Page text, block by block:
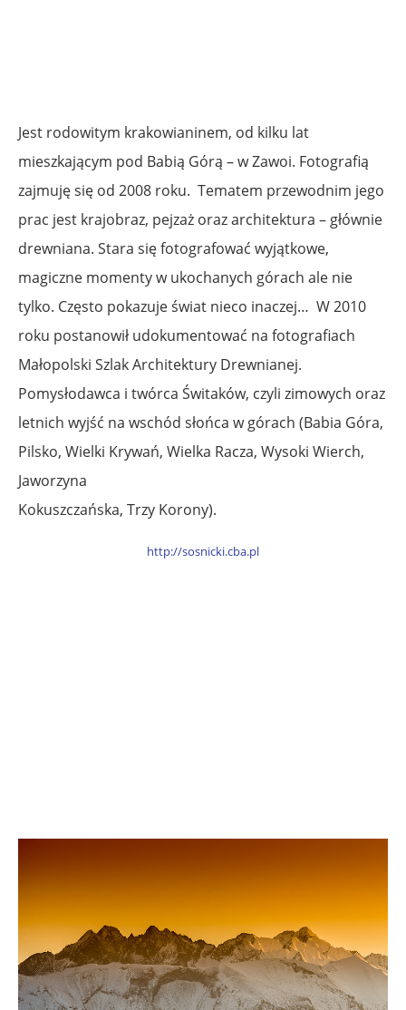
Jest rodowitym krakowianinem, od kilku lat
mieszkającym pod Babią Górą – w Zawoi. Fotografią
zajmuję się od 2008 roku. Tematem przewodnim jego
prac jest krajobraz, pejzaż oraz architektura – głównie
drewniana. Stara się fotografować wyjątkowe,
magiczne momenty w ukochanych górach ale nie
tylko. Często pokazuje świat nieco inaczej… W 2010
roku postanowił udokumentować na fotografiach
Małopolski Szlak Architektury Drewnianej.
Pomysłodawca i twórca Świtaków, czyli zimowych oraz
letnich wyjść na wschód słońca w górach (Babia Góra,
Pilsko, Wielki Krywań, Wielka Racza, Wysoki Wierch,
Jaworzyna
Kokuszczańska, Trzy Korony).
http://sosnicki.cba.pl